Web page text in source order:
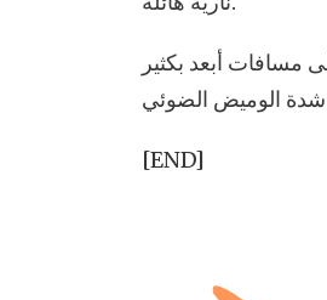
مسافات أبعد بكثير
[END]